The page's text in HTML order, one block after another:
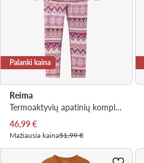
Palanki kaina
Reima
Termoaktyvių apatinių komplektas · Rožinė
Dabartinė kaina
46,99€
Mažiausia kaina51,99 €